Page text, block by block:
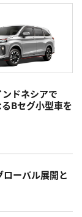
ドネシアで
Bセグ小型車を
ローバル展開と